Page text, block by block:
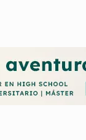
a través de
de cara a las